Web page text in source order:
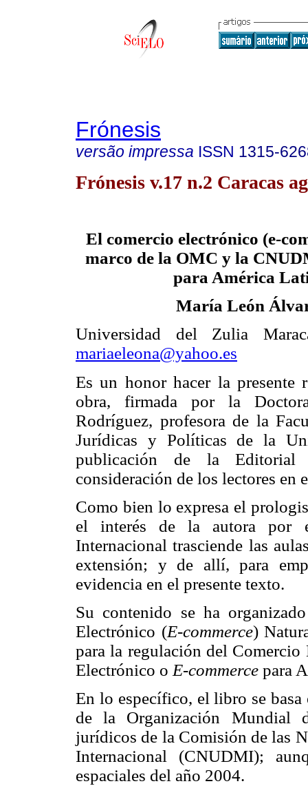
Frónesis
versão impressa ISSN 1315-
Frónesis v.17 n.2 Caracas
El comercio electrónico (e-
marco de la OMC y la
para América
María León
Universidad del Zulia
mariaeleona@yahoo.es
Es un honor hacer la presente
obra, firmada por la
Rodríguez, profesora de la
Jurídicas y Políticas de la
publicación de la Editorial
consideración de los lectores en
Como bien lo expresa el
el interés de la autora por
Internacional trasciende las
extensión; y de allí, para
evidencia en el presente texto.
Su contenido se ha
Electrónico (E-commerce)
para la regulación del
Electrónico o E-commerce para
En lo específico, el libro se
de la Organización Mundial
jurídicos de la Comisión de las
Internacional (CNUDMI);
espaciales del año 2004.